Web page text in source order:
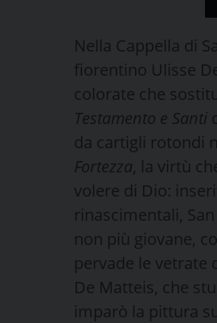
Nella Cappella di
fiorentino Ulisse
colorate che
Testamento e Santi
da cartigli rotondi
Fortezza, la virtù
volere di Dio:
rinascimentali,
non più giovane,
pervade le vetrate
De Matteis, che
imparò la pittura